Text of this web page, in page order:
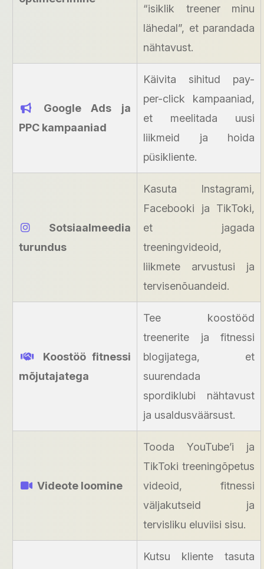
“isiklik treener minu
lähedal”, et parandada
nähtavust.
Google Ads ja
PPC kampaaniad
Käivita sihitud pay-
per-click kampaaniad,
et meelitada uusi
liikmeid ja hoida
püsikliente.
Sotsiaalmeedia
turundus
Kasuta Instagrami,
Facebooki ja TikToki,
et jagada
treeningvideoid,
liikmete arvustusi ja
tervisenõuandeid.
Koostöö fitnessi
mõjutajatega
Tee koostööd
treenerite ja fitnessi
blogijatega, et
suurendada
spordiklubi nähtavust
ja usaldusväärsust.
Videote loomine
Tooda YouTube’i ja
TikToki treeningõpetus
videoid, fitnessi
väljakutseid ja
tervisliku eluviisi sisu.
Kutsu kliente tasuta